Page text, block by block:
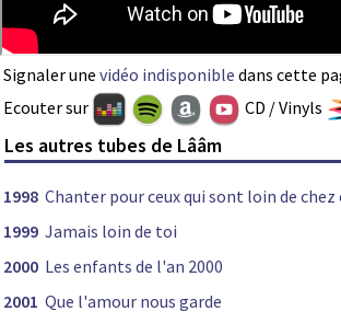
Signaler une vidéo indisponible dans cette
Ecouter sur
CD / Vinyls
Les autres tubes de Lââm
1998 Chanter pour ceux qui sont loin de chez
1999 Jamais loin de toi
2000 Les enfants de l'an 2000
2001 Que l'amour nous garde